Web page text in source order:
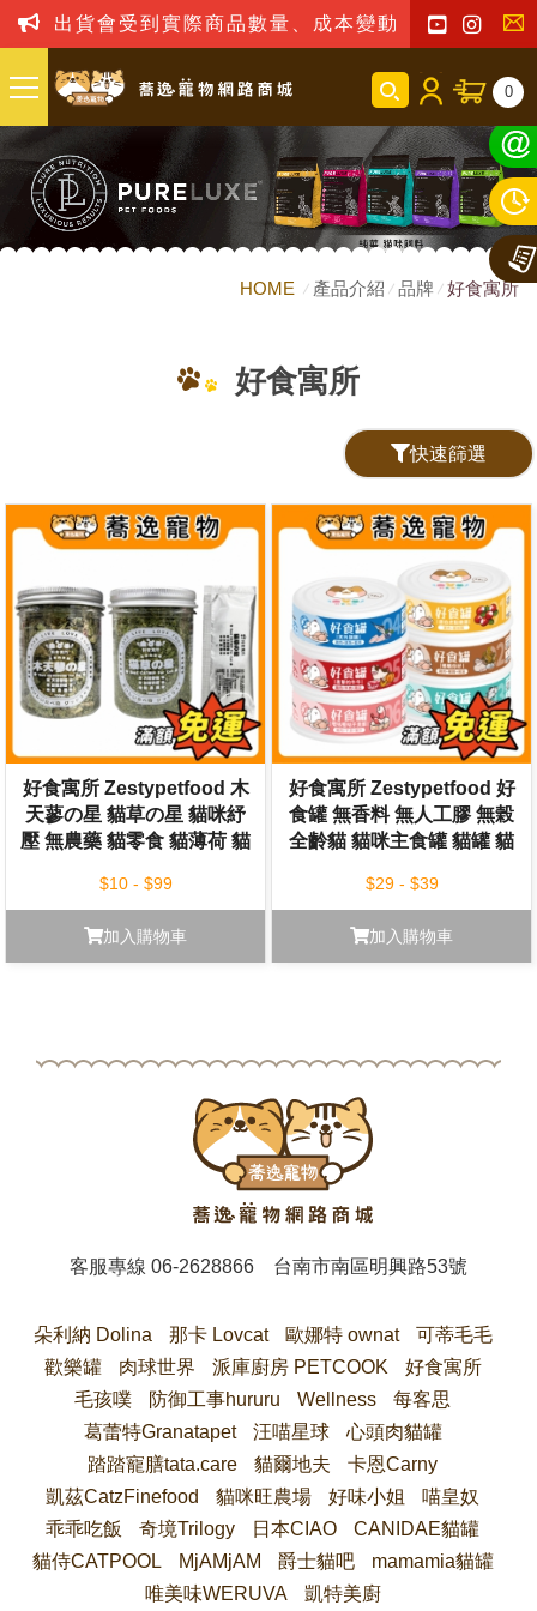
出貨會受到實際商品數量、成本變動之影響，我
聯
我
們
0
HOME 產品介紹 品牌 好食寓所
好食寓所
快速篩選
好食寓所 Zestypetfood 木
天蓼の星 貓草の星 貓咪紓
壓 無農藥 貓零食 貓薄荷 貓
$10 - $99
加入購物車
好食寓所 Zestypetfood 好
食罐 無香料 無人工膠 無榖
全齡貓 貓咪主食罐 貓罐 貓
$29 - $39
加入購物車
客服專線06-2628866 台南市南區明興路53號
朵利納 Dolina 那卡 Lovcat 歐娜特 ownat
可蒂毛毛
歡樂罐
肉球世界 派庫廚房 PETCOOK
好食寓所
毛孩噗
防御工事hururu Wellness
每客思
葛蕾特Granatapet
汪喵星球
心頭肉貓罐
踏踏寵膳tata.care
貓爾地夫
卡恩Carny
凱茲CatzFinefood
貓咪旺農場 好味小姐
喵皇奴
乖乖吃飯
奇境Trilogy 日本CIAO
CANIDAE貓罐
貓侍CATPOOL
MjAMjAM 爵士貓吧
mamamia貓罐
唯美味WERUVA
凱特美廚